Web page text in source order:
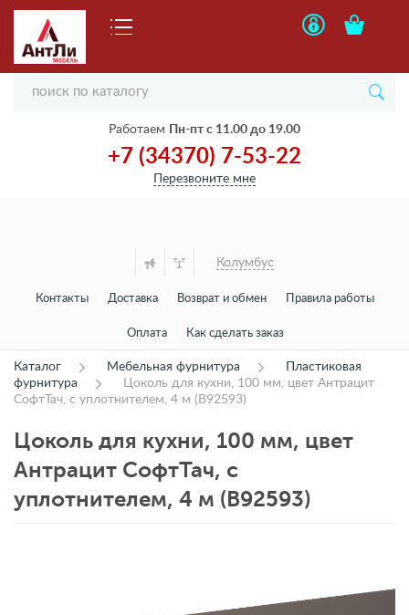
Работаем Пн-пт с 11.00 до 19.00
+7 (34370) 7-53-22
Перезвоните мне
Колумбус
Контакты Доставка Возврат и обмен Правила работы
Оплата Как сделать заказ
Каталог Мебельная фурнитура
Пластиковая
фурнитура
Цоколь для кухни, 100 мм, цвет Антрацит
СофтТач, с уплотнителем, 4 м (B92593)
Цоколь для кухни, 100 мм, цвет
Антрацит СофтТач, с
уплотнителем, 4 м (B92593)